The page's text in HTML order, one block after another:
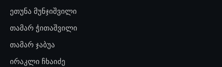
ეთუნა მუნჯიშვილი
თამარ ჭითაშვილი
თამარ ჯაბუა
ირაკლი ჩხაიძე